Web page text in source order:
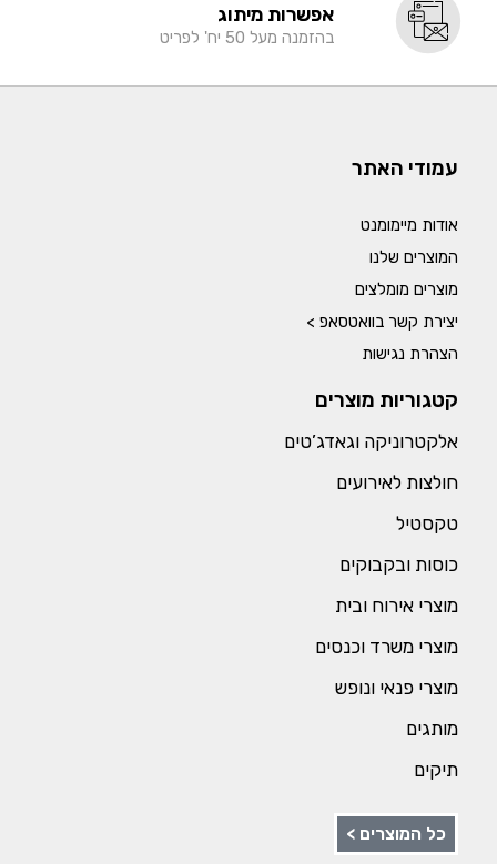
אפשרות מיתוג
בהזמנה מעל 50 יח' לפריט
עמודי האתר
אודות מיימומנט
המוצרים שלנו
מוצרים מומלצים
יצירת קשר בוואטסאפ >
הצהרת נגישות
קטגוריות מוצרים
אלקטרוניקה וגאדג’טים
חולצות לאירועים
טקסטיל
כוסות ובקבוקים
מוצרי אירוח ובית
מוצרי משרד וכנסים
מוצרי פנאי ונופש
מותגים
תיקים
כל המוצרים >